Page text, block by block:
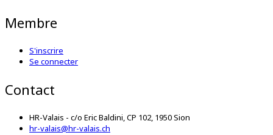
Membre
S'inscrire
Se connecter
Contact
HR-Valais - c/o Eric Baldini, CP 102, 1950 Sion
hr-valais@hr-valais.ch